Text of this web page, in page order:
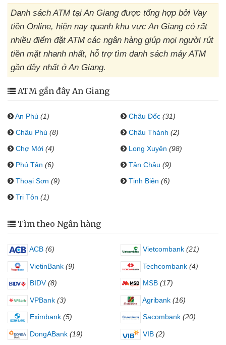
Danh sách ATM tại An Giang được tổng hợp bởi Vay
tiền Online, hiện nay quanh khu vực An Giang có rất
nhiều điểm đặt ATM các ngân hàng giúp mọi người rút
tiền mặt nhanh nhất, hỗ trợ tìm danh sách máy ATM
gần đây nhất ở An Giang.
ATM gần đây An Giang
An Phú (1) Châu Đốc (31)
Châu Phú (8) Châu Thành (2)
Chợ Mới (4) Long Xuyên (98)
Phú Tân (6) Tân Châu (9)
Thoại Sơn (9) Tịnh Biên (6)
Tri Tôn (1)
Tìm theo Ngân hàng
ACB (6) Vietcombank (21)
VietinBank (9) Techcombank (4)
BIDV (8) MSB (17)
VPBank (3) Agribank (16)
Eximbank (5) Sacombank (20)
DongABank (19) VIB (2)